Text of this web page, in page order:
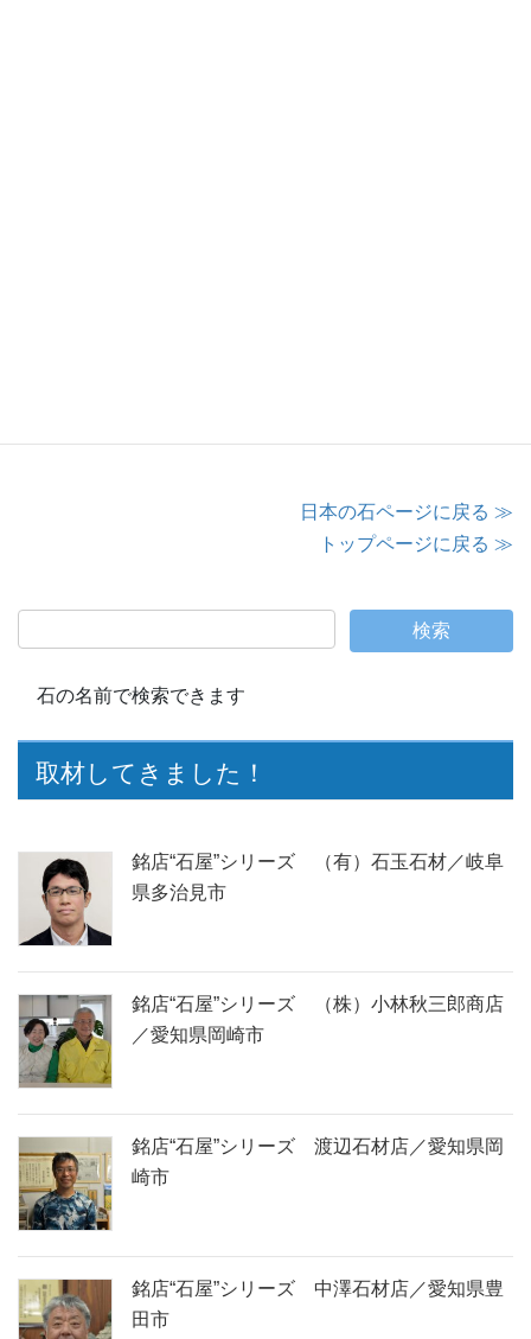
日本の石ページに戻る ≫
トップページに戻る ≫
石の名前で検索できます
取材してきました！
銘店“石屋”シリーズ （有）石玉石材／岐阜
県多治見市
銘店“石屋”シリーズ （株）小林秋三郎商店
／愛知県岡崎市
銘店“石屋”シリーズ 渡辺石材店／愛知県岡
崎市
銘店“石屋”シリーズ 中澤石材店／愛知県豊
田市